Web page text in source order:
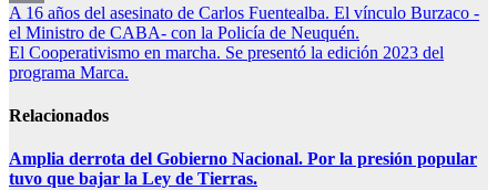
Print
Navegación
de
entradas
A 16 años del asesinato de Carlos Fuentealba. El vínculo Burzaco -
el Ministro de CABA- con la Policía de Neuquén.
El Cooperativismo en marcha. Se presentó la edición 2023 del
programa Marca.
Relacionados
Amplia derrota del Gobierno Nacional. Por la presión popular
tuvo que bajar la Ley de Tierras.